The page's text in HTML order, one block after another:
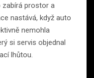
zabírá prostor a
nastává, když auto
nemohla
si servis objednal
lhůtou.